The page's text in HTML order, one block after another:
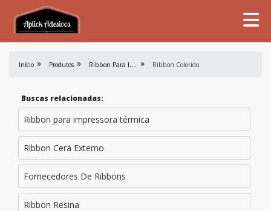
Início Produtos R
ibbon Para Impressão Ribbon Colorido
Buscas relacionadas:
Ribbon para impressora térmica
Ribbon Cera Externo
Fornecedores De Ribbons
Ribbon Resina